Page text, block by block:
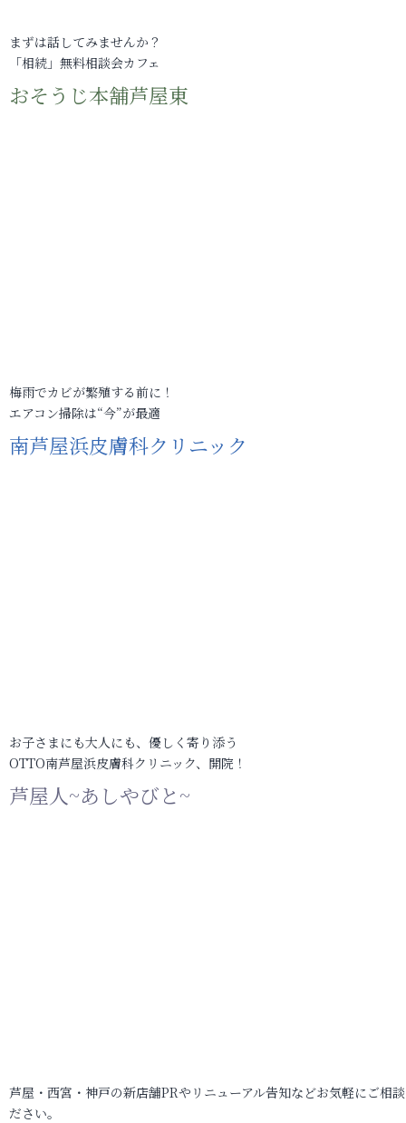
まずは話してみませんか？
「相続」無料相談会カフェ
おそうじ本舗芦屋東
梅雨でカビが繁殖する前に！
エアコン掃除は“今”が最適
南芦屋浜皮膚科クリニック
お子さまにも大人にも、優しく寄り添う
OTTO南芦屋浜皮膚科クリニック、開院！
芦屋人~あしやびと~
芦屋・西宮・神戸の新店舗PRやリニューアル告知などお気軽にご相
ださい。